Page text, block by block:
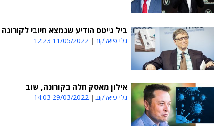
ביל גייטס הודיע שנמצא חיובי לקורונה
גלי פיאלקוב 11/05/2022 12:23
אילון מאסק חלה בקורונה, שוב
גלי פיאלקוב 29/03/2022 14:03